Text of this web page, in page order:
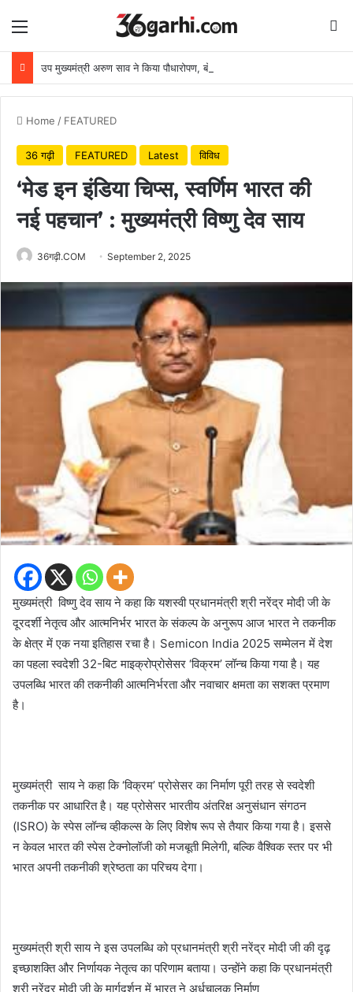
Menu
Home / FEATURED
36 गढ़ी FEATURED Latest विविध
‘मेड इन इंडिया चिप्स, स्वर्णिम भारत की
नई पहचान’ : मुख्यमंत्री विष्णु देव साय
36गढ़ी.COM September 2, 2025
मुख्यमंत्री विष्णु देव साय ने कहा कि यशस्वी प्रधानमंत्री श्री नरेंद्र मोदी जी के
दूरदर्शी नेतृत्व और आत्मनिर्भर भारत के संकल्प के अनुरूप आज भारत ने तकनीक
के क्षेत्र में एक नया इतिहास रचा है। Semicon India 2025 सम्मेलन में देश
का पहला स्वदेशी 32-बिट माइक्रोप्रोसेसर ‘विक्रम’ लॉन्च किया गया है। यह
उपलब्धि भारत की तकनीकी आत्मनिर्भरता और नवाचार क्षमता का सशक्त प्रमाण
है।
मुख्यमंत्री साय ने कहा कि ‘विक्रम’ प्रोसेसर का निर्माण पूरी तरह से स्वदेशी
तकनीक पर आधारित है। यह प्रोसेसर भारतीय अंतरिक्ष अनुसंधान संगठन
(ISRO) के स्पेस लॉन्च व्हीकल्स के लिए विशेष रूप से तैयार किया गया है। इससे
न केवल भारत की स्पेस टेक्नोलॉजी को मजबूती मिलेगी, बल्कि वैश्विक स्तर पर भी
भारत अपनी तकनीकी श्रेष्ठता का परिचय देगा।
मुख्यमंत्री श्री साय ने इस उपलब्धि को प्रधानमंत्री श्री नरेंद्र मोदी जी की दृढ़
इच्छाशक्ति और निर्णायक नेतृत्व का परिणाम बताया। उन्होंने कहा कि प्रधानमंत्री
श्री नरेंद्र मोदी जी के मार्गदर्शन में भारत ने अर्धचालक निर्माण